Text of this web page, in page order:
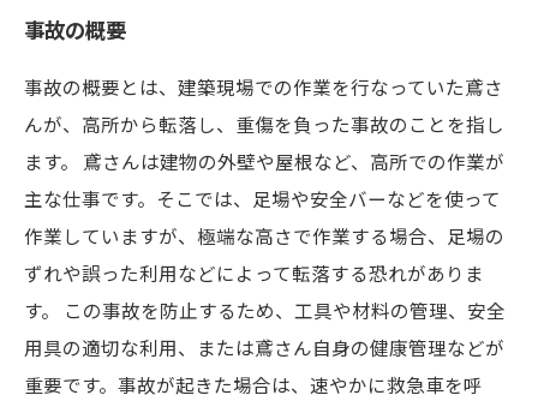
事故の概要
事故の概要とは、建築現場での作業を行なっていた鳶さ
んが、高所から転落し、重傷を負った事故のことを指し
ます。 鳶さんは建物の外壁や屋根など、高所での作業が
主な仕事です。そこでは、足場や安全バーなどを使って
作業していますが、極端な高さで作業する場合、足場の
ずれや誤った利用などによって転落する恐れがありま
す。 この事故を防止するため、工具や材料の管理、安全
用具の適切な利用、または鳶さん自身の健康管理などが
重要です。事故が起きた場合は、速やかに救急車を呼